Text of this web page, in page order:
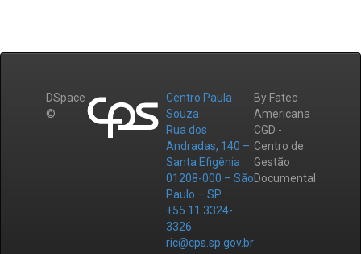
DSpace
©
Centro Paula
Souza
Rua dos
Andradas, 140 –
Santa Efigênia
01208-000 – São
Paulo – SP
+55 11 3324-
3326
ric@cps.sp.gov.br
By Fatec
Americana
CGD -
Centro de
Gestão
Documental